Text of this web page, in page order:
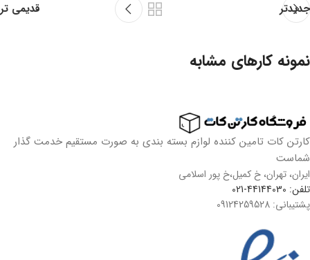
جدیدتر قدیمی تر
نمونه کارهای مشابه
Decor
Et vestibulum quis a suspendisse
کارتن کات تامین کننده لوازم بسته بندی به صورت مستقیم خدمت گذار
شماست
ایران، تهران، خ کمیل،خ پور اسلامی
تلفن: 44144030-021
پشتیبانی: 09124259528